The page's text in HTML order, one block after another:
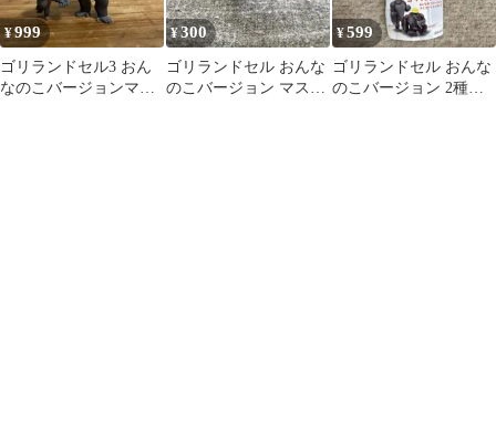
在庫品 送料無料 追跡あ
り (激レアアルビノは
含みません)
¥999
ゴリランドセル3 おん
なのこバージョンマス
¥300
ゴリランドセル おんな
のこバージョン マスコ
¥599
ゴリランドセル おんな
のこバージョン 2種セ